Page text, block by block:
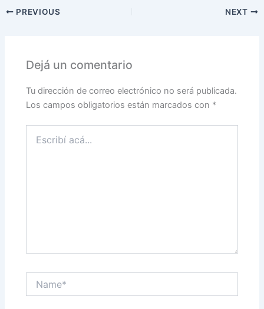
PREVIOUS NEXT
Dejá un comentario
Tu dirección de correo electrónico no será publicada.
Los campos obligatorios están marcados con *
acá...